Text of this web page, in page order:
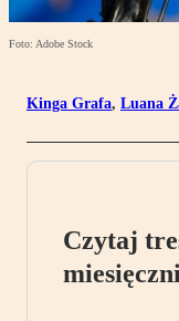
Foto: Adobe Stock
Kinga Grafa, Luana
Czytaj